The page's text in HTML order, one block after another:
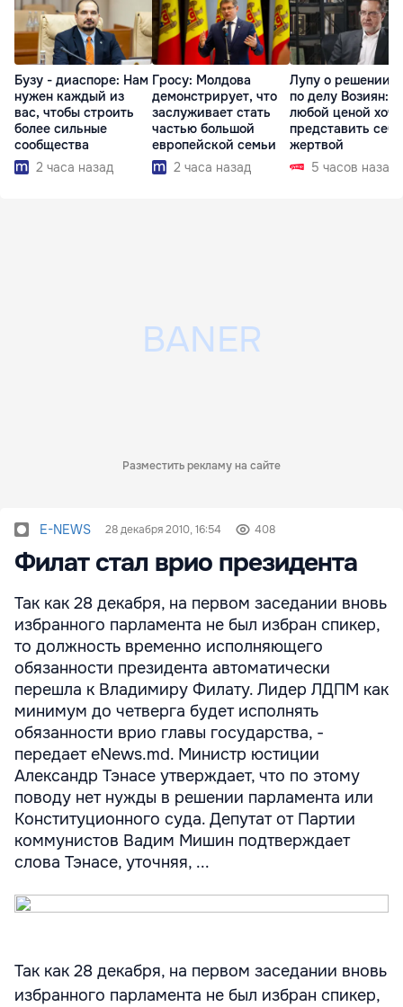
Бузу - диаспоре: Нам
нужен каждый из
вас, чтобы строить
более сильные
сообщества
2 часа назад
Гросу: Молдова
демонстрирует, что
заслуживает стать
частью большой
европейской семьи
2 часа назад
Лупу о решении
по делу Возиян:
любой ценой
представить себя
жертвой
5 часов назад
Разместить рекламу на сайте
E-NEWS 28 декабря 2010, 16:54 408
Филат стал врио президента
Так как 28 декабря, на первом заседании вновь
избранного парламента не был избран спикер,
то должность временно исполняющего
обязанности президента автоматически
перешла к Владимиру Филату. Лидер ЛДПМ как
минимум до четверга будет исполнять
обязанности врио главы государства, -
передает eNews.md. Министр юстиции
Александр Тэнасе утверждает, что по этому
поводу нет нужды в решении парламента или
Конституционного суда. Депутат от Партии
коммунистов Вадим Мишин подтверждает
слова Тэнасе, уточняя, ...
Так как 28 декабря, на первом заседании вновь
избранного парламента не был избран спикер,